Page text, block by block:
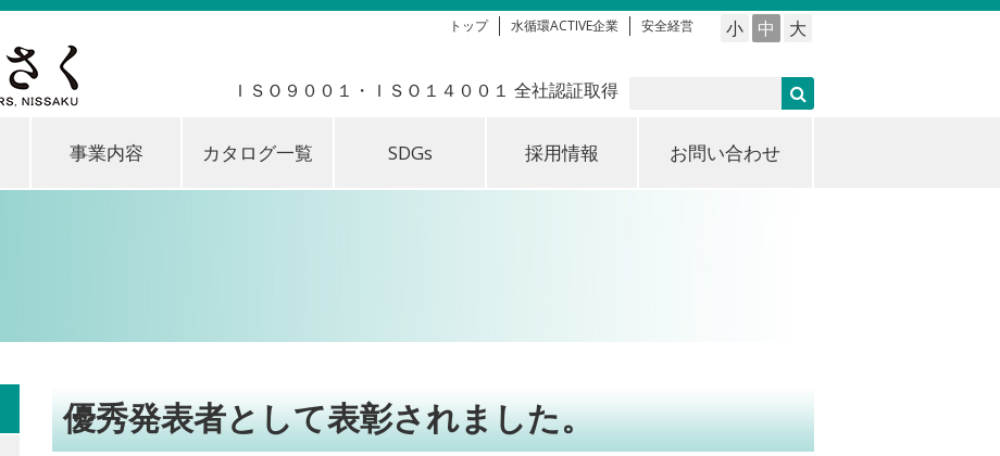
小 中 大
トップ 水循環ACTIVE企業 安全経営
ＩＳＯ９００１・ＩＳＯ１４００１ 全社認証取得
事業内容 カタログ一覧 SDGs 採用情報 お問い合わせ
優秀発表者として表彰されました。